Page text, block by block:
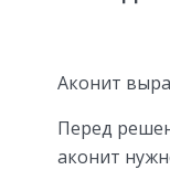
Аконит
Перед
аконит